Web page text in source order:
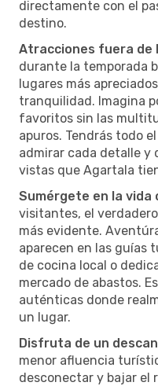
directamente con el
destino.
Atracciones fuera de
durante la temporada
lugares más
tranquilidad. Imagina
favoritos sin las
apuros. Tendrás todo
admirar cada detalle
vistas que Agartala
Sumérgete en la vida
visitantes, el
más evidente.
aparecen en las guías
de cocina local o
mercado de abastos.
auténticas donde
un lugar.
Disfruta de un
menor afluencia
desconectar y bajar el